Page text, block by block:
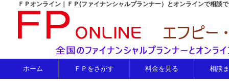
ＦＰオンライン｜ＦＰ(ファイナンシャルプランナー）とオンラインで相談
ホーム ＦＰをさがす 料金を見る 相談